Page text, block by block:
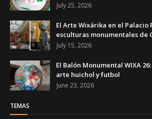
July 25, 2026
El Arte Wixárika en el Palacio
esculturas monumentales de
July 15, 2026
El Balón Monumental WIXA
arte huichol y futbol
June 23, 2026
TEMAS